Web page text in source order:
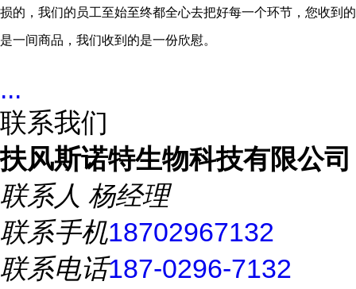
损的，我们的员工至始至终都全心去把好每一个环节，您收到的
是一间商品，我们收到的是一份欣慰。
...
联系我们
扶风斯诺特生物科技有限公司
联系人 杨经理
联系手机18702967132
联系电话187-0296-7132